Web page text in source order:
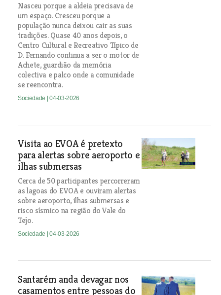
Nasceu porque a aldeia precisava de
um espaço. Cresceu porque a
população nunca deixou cair as suas
tradições. Quase 40 anos depois, o
Centro Cultural e Recreativo Típico de
D. Fernando continua a ser o motor de
Achete, guardião da memória
colectiva e palco onde a comunidade
se reencontra.
Sociedade | 04-03-2026
Visita ao EVOA é pretexto
para alertas sobre aeroporto e
ilhas submersas
Cerca de 50 participantes percorreram
as lagoas do EVOA e ouviram alertas
sobre aeroporto, ilhas submersas e
risco sísmico na região do Vale do
Tejo.
Sociedade | 04-03-2026
Santarém anda devagar nos
casamentos entre pessoas do